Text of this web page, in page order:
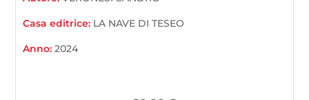
Casa editrice: LA NAVE DI TESEO
Anno:2024